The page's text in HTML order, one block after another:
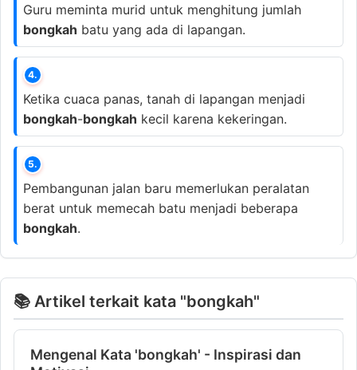
Guru meminta murid untuk menghitung jumlah
bongkah batu yang ada di lapangan.
4.
Ketika cuaca panas, tanah di lapangan menjadi
bongkah-bongkah kecil karena kekeringan.
5.
Pembangunan jalan baru memerlukan peralatan
berat untuk memecah batu menjadi beberapa
bongkah.
📚 Artikel terkait kata "bongkah"
Mengenal Kata 'bongkah' - Inspirasi dan